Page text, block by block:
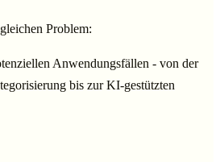
Problem:
Anwendungsfällen - von der
bis zur KI-gestützten